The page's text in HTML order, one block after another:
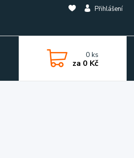
Přihlášení
0 ks
za 0 Kč